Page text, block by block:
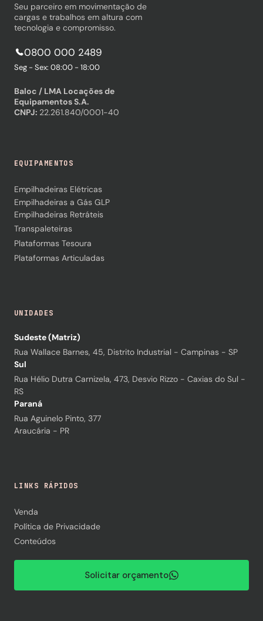
Seu parceiro em movimentação de
cargas e trabalhos em altura com
tecnologia e compromisso.
0800 000 2489
Seg - Sex: 08:00 - 18:00
Baloc / LMA Locações de
Equipamentos S.A.
CNPJ: 22.261.840/0001-40
EQUIPAMENTOS
Empilhadeiras Elétricas
Empilhadeiras a Gás GLP
Empilhadeiras Retráteis
Transpaleteiras
Plataformas Tesoura
Plataformas Articuladas
UNIDADES
Sudeste (Matriz)
Rua Wallace Barnes, 45, Distrito Industrial - Campinas - SP
Sul
Rua Hélio Dutra Carnizela, 473, Desvio Rizzo - Caxias do Sul -
RS
Paraná
Rua Aguinelo Pinto, 377
Araucária - PR
LINKS RÁPIDOS
Venda
Política de Privacidade
Conteúdos
Solicitar orçamento